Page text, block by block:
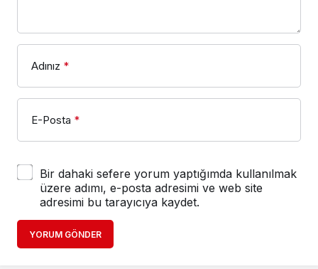
Adınız *
E-Posta *
Bir dahaki sefere yorum yaptığımda kullanılmak
üzere adımı, e-posta adresimi ve web site
adresimi bu tarayıcıya kaydet.
YORUM GÖNDER